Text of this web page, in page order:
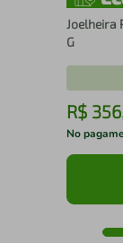
Joelheira
G
R$ 356,
No